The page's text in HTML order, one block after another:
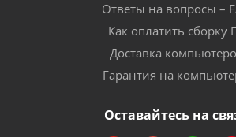
Ответы на вопросы –
Как оплатить сборку
Доставка
Гарантия на
Оставайтесь на